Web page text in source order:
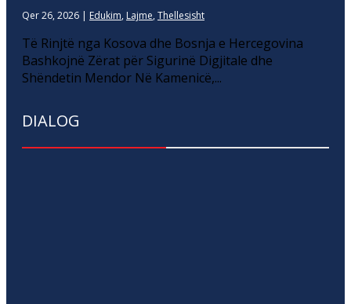
Qer 26, 2026 | Edukim, Lajme, Thellesisht
Të Rinjtë nga Kosova dhe Bosnja e Hercegovina
Bashkojnë Zërat për Sigurinë Digjitale dhe
Shëndetin Mendor Në Kamenicë,...
DIALOG